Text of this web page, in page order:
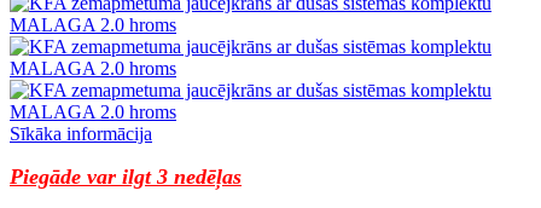
Sīkāka informācija
Piegāde var ilgt 3 nedēļas